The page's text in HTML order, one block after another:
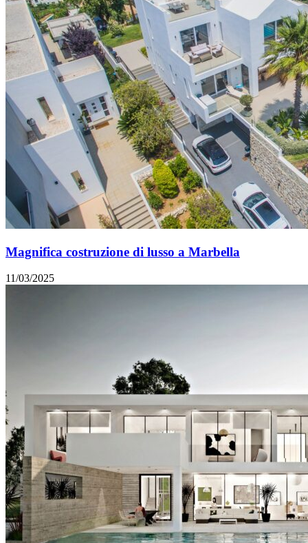
Magnifica costruzione di lusso a Marbella
11/03/2025